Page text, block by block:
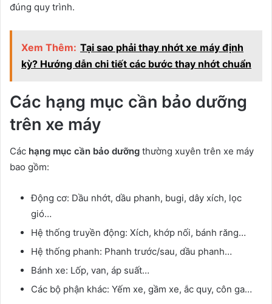
đúng quy trình.
Xem Thêm: Tại sao phải thay nhớt xe máy định
kỳ? Hướng dẫn chi tiết các bước thay nhớt chuẩn
Các hạng mục cần bảo dưỡng
trên xe máy
Các hạng mục cần bảo dưỡng thường xuyên trên xe máy
bao gồm:
Động cơ: Dầu nhớt, dầu phanh, bugi, dây xích, lọc
gió…
Hệ thống truyền động: Xích, khớp nối, bánh răng…
Hệ thống phanh: Phanh trước/sau, dầu phanh…
Bánh xe: Lốp, van, áp suất…
Các bộ phận khác: Yếm xe, gầm xe, ắc quy, côn ga…